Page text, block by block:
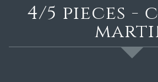
4/5 pieces - canal st